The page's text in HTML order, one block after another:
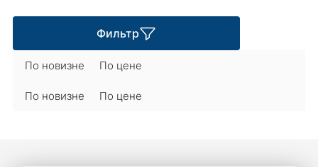
Фильтр
По новизне По цене
По новизне По цене